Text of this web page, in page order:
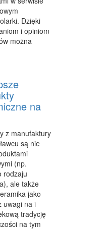
I REKREACYJNE
CATERING
PRAWNE
Dzięki
i opiniom
można
na
z manufaktury
są nie
(np.
rodzaju
ale także
jako
uwagi na i
tradycję
na tym